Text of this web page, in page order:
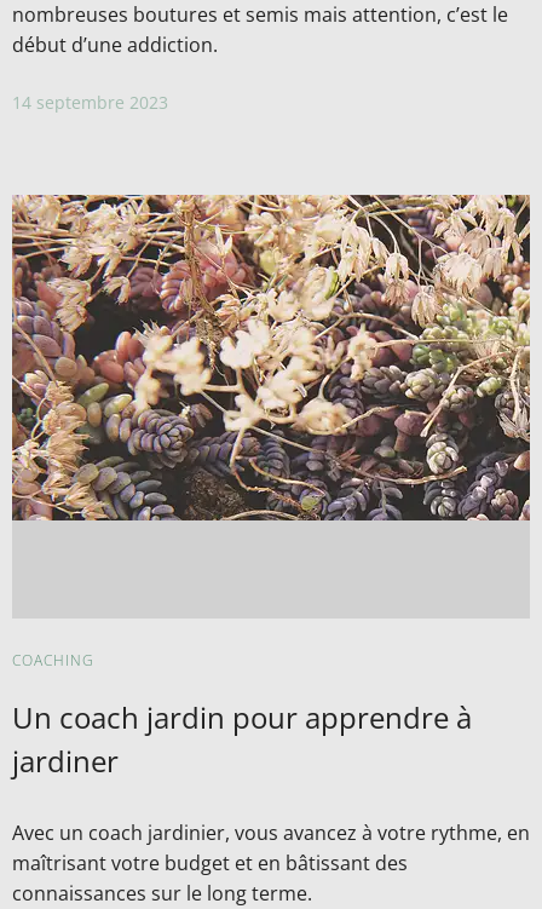
nombreuses boutures et semis mais attention, c’est le
début d’une addiction.
14 septembre 2023
COACHING
Un coach jardin pour apprendre à
jardiner
Avec un coach jardinier, vous avancez à votre rythme, en
maîtrisant votre budget et en bâtissant des
connaissances sur le long terme.